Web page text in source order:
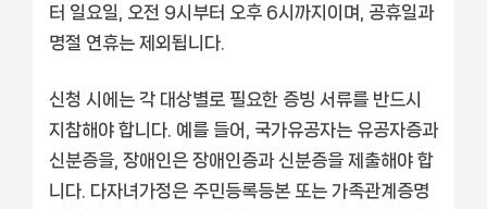
터 일요일, 오전 9시부터 오후 6시까지이며, 공휴일과
명절 연휴는 제외됩니다.
신청 시에는 각 대상별로 필요한 증빙 서류를 반드시
지참해야 합니다. 예를 들어, 국가유공자는 유공자증과
신분증을, 장애인은 장애인증과 신분증을 제출해야 합
니다. 다자녀가정은 주민등록등본 또는 가족관계증명